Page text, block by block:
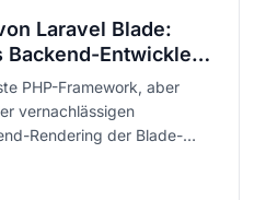
Laravel Blade:
Backend-Entwickler
PHP-Framework, aber
vernachlässigen
Rendering der Blade-
Qualität Ihrer